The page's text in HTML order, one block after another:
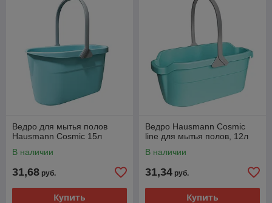
Ведро для мытья полов
Hausmann Cosmic 15л
В наличии
31,68 руб.
Купить
Ведро Hausmann Cosmic
line для мытья полов, 12л
В наличии
31,34 руб.
Купить